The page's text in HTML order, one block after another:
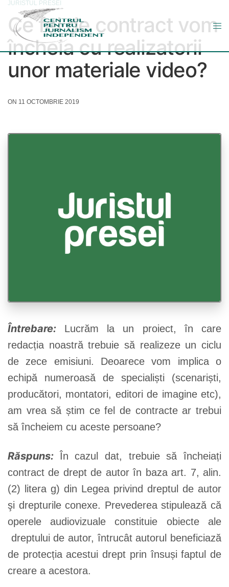
JURISTUL PRESEI
Ce fel de contract vom
încheia cu realizatorii
unor materiale video?
ON 11 OCTOMBRIE 2019
Întrebare: Lucrăm la un proiect, în care
redacția noastră trebuie să realizeze un ciclu
de zece emisiuni. Deoarece vom implica o
echipă numeroasă de specialiști (scenariști,
producători, montatori, editori de imagine etc),
am vrea să știm ce fel de contracte ar trebui
să încheiem cu aceste persoane?
Răspuns:În cazul dat, trebuie să încheiați
contract de drept de autor în baza art. 7, alin.
(2) litera g) din Legea privind dreptul de autor
şi drepturile conexe. Prevederea stipulează că
operele audiovizuale constituie obiecte ale
dreptului de autor, întrucât autorul beneficiază
de protecția acestui drept prin însuși faptul de
creare a acestora.